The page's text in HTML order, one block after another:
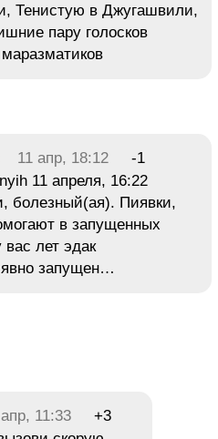
Тенистую в Джугашвили,
пару голосков
11 апр, 18:12
-1
11 апреля, 16:22
болезный(ая). Пиявки,
в запущенных
лет эдак
запущен…
11:33
+3